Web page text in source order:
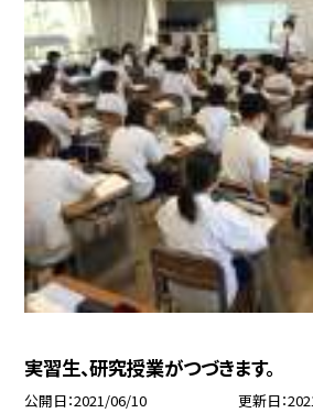
実習生、研究授業がつづきます。
公開日 2021/06/10 更新日